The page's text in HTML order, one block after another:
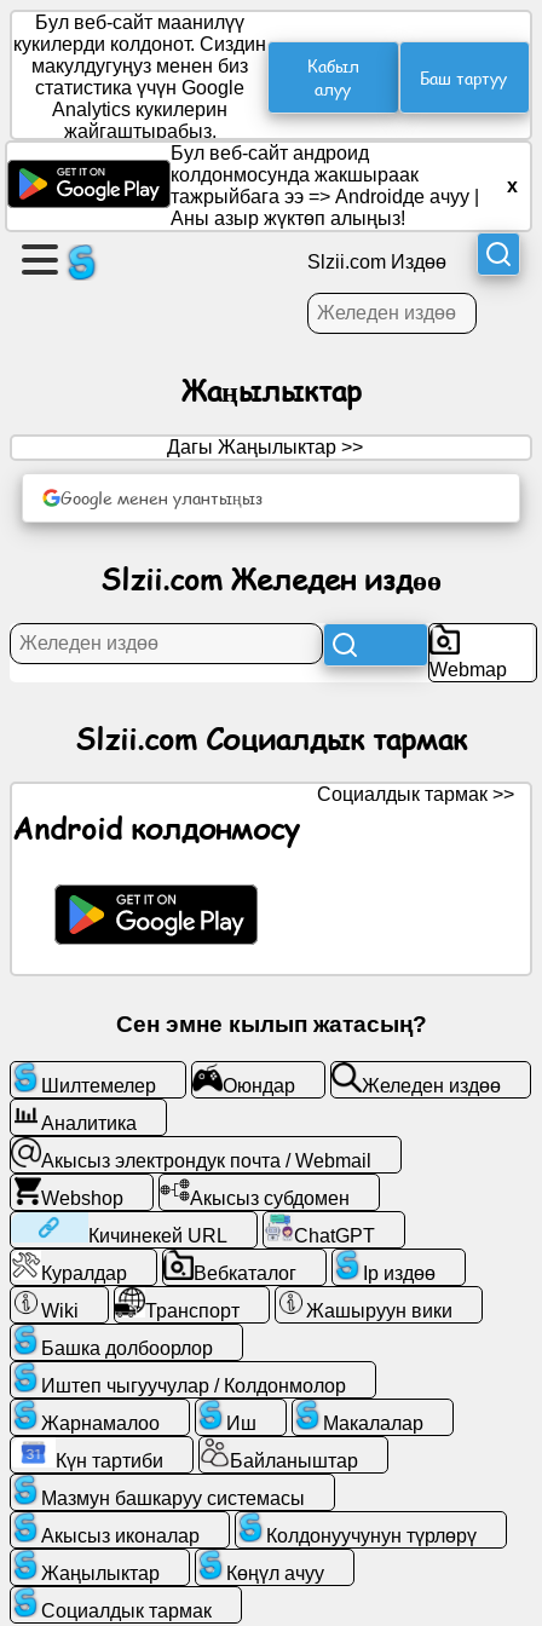
Барак
түзүү
Топ
түзүү
ачуу
Жаңылыктар
Wiki
Байланыштар
Акысыз
электрондук
почта
Webmail
Аналитика
Webshop
Иштеп
чыгуучулар
/
Колдонмолор
Куралдар
Иш
Бул веб-сайт маанилүү
кукилерди колдонот. Сиздин
макулдугуңуз менен биз
статистика үчүн Google
Analytics кукилерин
жайгаштырабыз.
Кабыл
алуу
Баш тартуу
Бул веб-сайт андроид
колдонмосунда жакшыраак
тажрыйбага ээ => Androidде ачуу
Аны азыр жүктөп алыңыз!
x
Slzii.com Издөө
Жаңылыктар
Дагы Жаңылыктар >>
Google менен улантыңыз
Slzii.com Желеден издөө
Webmap
Slzii.com Социалдык тармак
Android колдонмосу
Социалдык тармак >>
Сен эмне кылып жатасың?
Шилтемелер Оюндар
Желеден издөө
Аналитика
Акысыз электрондук почта / Webmail
Webshop
Акысыз субдомен
Кичинекей URL
ChatGPT
Куралдар
Вебкаталог
Ip издөө
Wiki
Транспорт
Жашыруун вики
Башка долбоорлор
Иштеп чыгуучулар / Колдонмолор
Жарнамалоо
Иш
Макалалар
Күн тартиби
Байланыштар
Мазмун башкаруу системасы
Акысыз иконалар
Колдонуучунун түрлөрү
Жаңылыктар
Көңүл ачуу
Социалдык тармак